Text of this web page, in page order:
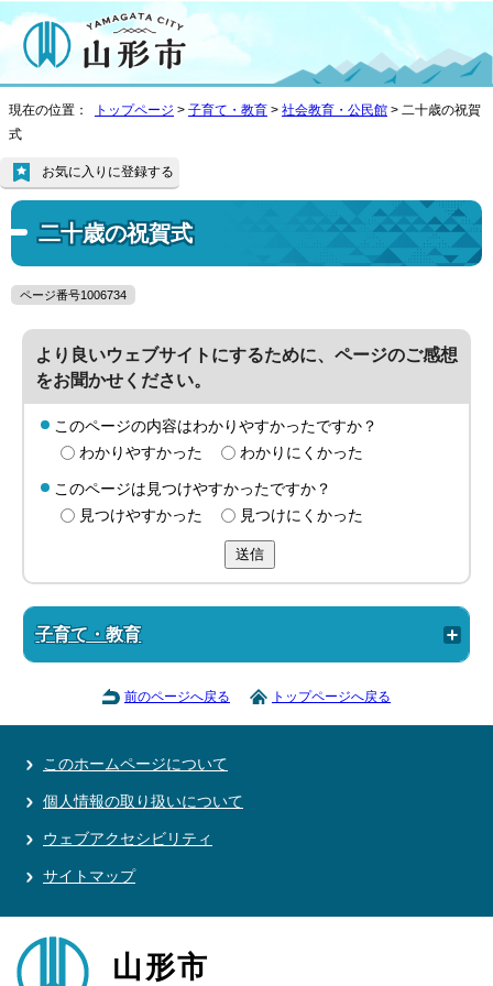
現在の位置： トップページ > 子育て・教育 > 社会教育・公民館 > 二十歳の祝賀
式
二十歳の祝賀式
お気に入りに登録する
ページ番号1006734
より良いウェブサイトにするために、ページのご感想
をお聞かせください。
このページの内容はわかりやすかったですか？
わかりやすかった
わかりにくかった
このページは見つけやすかったですか？
見つけやすかった
見つけにくかった
送信
子育て・教育
前のページへ戻る トップページへ戻る
このホームページについて
個人情報の取り扱いについて
ウェブアクセシビリティ
サイトマップ
山形市